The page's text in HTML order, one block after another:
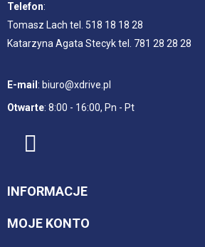
Telefon:
Tomasz Lach tel. 518 18 18 28
Katarzyna Agata Stecyk tel. 781 28 28 28
E-mail : biuro@xdrive.pl
Otwarte: 8:00 - 16:00, Pn - Pt
INFORMACJE
MOJE KONTO